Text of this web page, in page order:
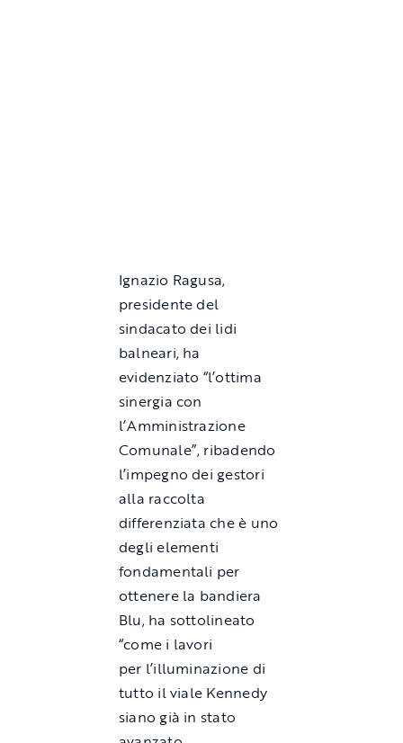
Ignazio Ragusa,
presidente del
sindacato dei lidi
balneari, ha
evidenziato “l’ottima
sinergia con
l’Amministrazione
Comunale”, ribadendo
l’impegno dei gestori
alla raccolta
differenziata che è uno
degli elementi
fondamentali per
ottenere la bandiera
Blu, ha sottolineato
“come i lavori
per l’illuminazione di
tutto il viale Kennedy
siano già in stato